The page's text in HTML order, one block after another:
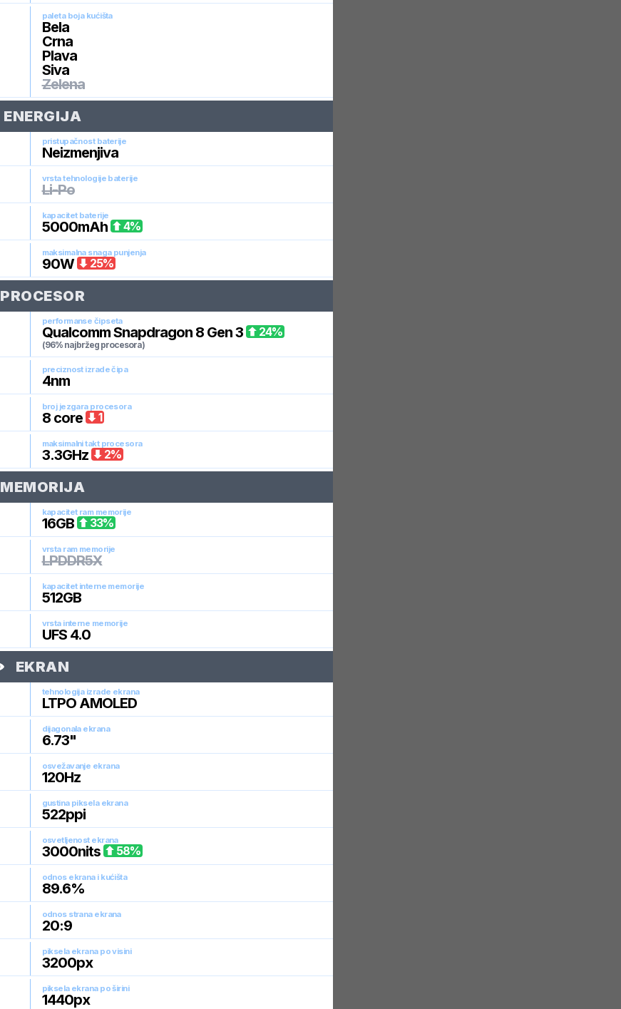
paleta boja kućišta
Bela
Crna
Plava
Siva
Zelena
ENERGIJA
pristupačnost baterije
Neizmenjiva
vrsta tehnologije baterije
Li-Po
kapacitet baterije
5000mAh 4%
maksimalna snaga punjenja
90W 25%
PROCESOR
performanse čipseta
Qualcomm Snapdragon 8 Gen 3
(96% najbržeg procesora)
24%
preciznost izrade čipa
4nm
broj jezgara procesora
8core 1
maksimalni takt procesora
3.3GHz 2%
MEMORIJA
kapacitet ram memorije
16GB 33%
vrsta ram memorije
LPDDR5X
kapacitet interne memorije
512GB
vrsta interne memorije
UFS 4.0
EKRAN
tehnologija izrade ekrana
LTPO AMOLED
dijagonala ekrana
6.73"
osvežavanje ekrana
120Hz
gustina piksela ekrana
522ppi
osvetljenost ekrana
3000nits 58%
odnos ekrana i kućišta
89.6%
odnos strana ekrana
20:9
piksela ekrana po visini
3200px
piksela ekrana po širini
1440px